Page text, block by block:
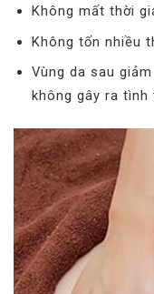
Không mất thời
Không tốn nhiều
Vùng da sau
không gây ra tình